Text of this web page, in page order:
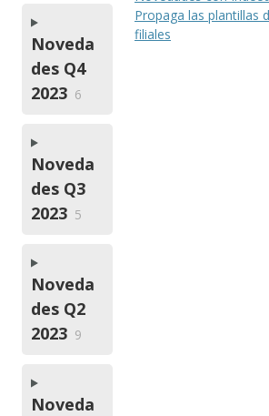
Propaga las plantillas
filiales
Noveda
des Q4
2023 6
Noveda
des Q3
2023 5
Noveda
des Q2
2023 9
Noveda